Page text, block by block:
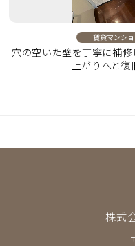
賃貸マンシ
穴の空いた壁を丁寧に補
上がりへと復
株式